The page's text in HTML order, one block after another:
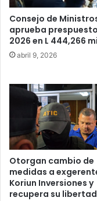
Consejo de
aprueba
2026 en L 444,266
abril 9, 2026
Otorgan cambio de
medidas a
Koriun Inversiones y
recupera su libertad